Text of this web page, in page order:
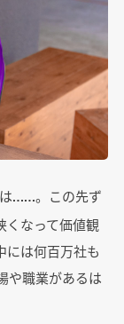
は……。この先ず
くなって価値観
には何百万社も
や職業があるは